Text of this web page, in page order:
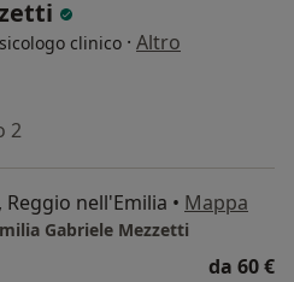
clinico · Altro
2
nell'Emilia • Mappa
Gabriele Mezzetti
da 60 €